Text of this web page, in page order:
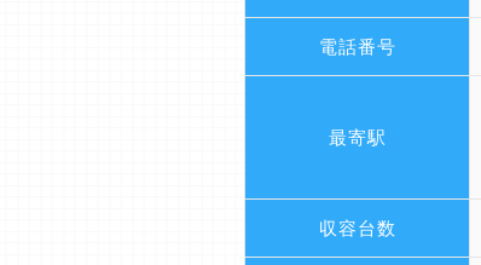
電話番号
最寄駅
収容台数